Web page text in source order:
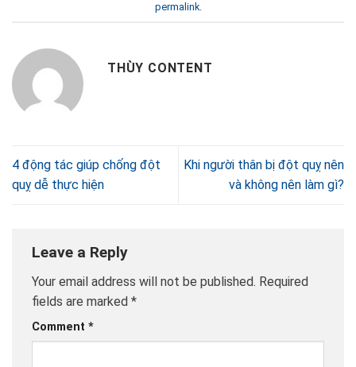
permalink.
THÙY CONTENT
4 động tác giúp chống đột
quỵ dễ thực hiện
Khi người thân bị đột quỵ nên
và không nên làm gì?
Leave a Reply
Your email address will not be published. Required
fields are marked *
Comment *